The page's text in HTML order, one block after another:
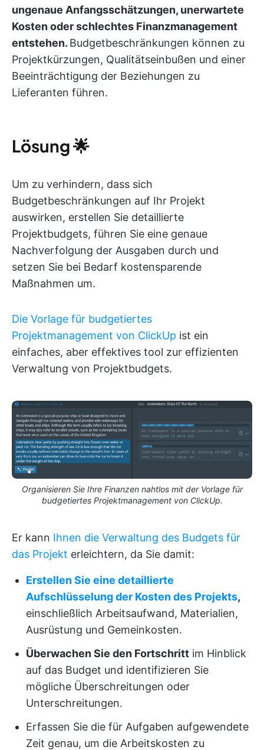
ungenaue Anfangsschätzungen, unerwartete
Kosten oder schlechtes Finanzmanagement
entstehen. Budgetbeschränkungen können zu
Projektkürzungen, Qualitätseinbußen und einer
Beeinträchtigung der Beziehungen zu
Lieferanten führen.
Lösung🌟
Um zu verhindern, dass sich
Budgetbeschränkungen auf Ihr Projekt
auswirken, erstellen Sie detaillierte
Projektbudgets, führen Sie eine genaue
Nachverfolgung der Ausgaben durch und
setzen Sie bei Bedarf kostensparende
Maßnahmen um.
Die Vorlage für budgetiertes
Projektmanagement von ClickUp ist ein
einfaches, aber effektives tool zur effizienten
Verwaltung von Projektbudgets.
Organisieren Sie Ihre Finanzen nahtlos mit der Vorlage für
budgetiertes Projektmanagement von ClickUp.
Er kann Ihnen die Verwaltung des Budgets für
das Projekt erleichtern, da Sie damit:
Erstellen Sie eine detaillierte
Aufschlüsselung der Kosten des Projekts,
einschließlich Arbeitsaufwand, Materialien,
Ausrüstung und Gemeinkosten.
Überwachen Sie den Fortschritt im Hinblick
auf das Budget und identifizieren Sie
mögliche Überschreitungen oder
Unterschreitungen.
Erfassen Sie die für Aufgaben aufgewendete
Zeit genau, um die Arbeitskosten zu